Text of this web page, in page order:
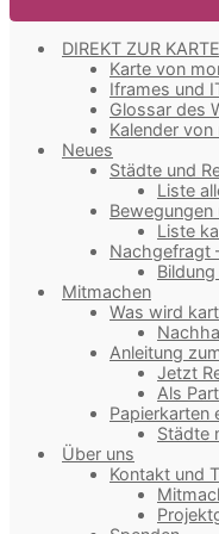
DIREKT ZUR KARTE
Karte von
Iframes und
Glossar des
Kalender
Neues
Städte und
Liste
Liste
Nachgefragt
Mitmachen
Was wird
Anleitung
Jetzt
Als
Papierkarten
Städte
Über uns
Kontakt und